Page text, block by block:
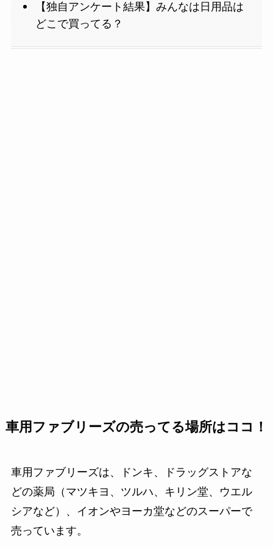
【独自アンケート結果】みんなは日用品は
どこで買ってる？
車用ファブリーズの売ってる場所はココ！
車用ファブリーズは、ドンキ、ドラッグストアな
どの薬局（マツキヨ、ツルハ、キリン堂、ウエル
シアなど）、イオンやヨーカ堂などのスーパーで
売っています。